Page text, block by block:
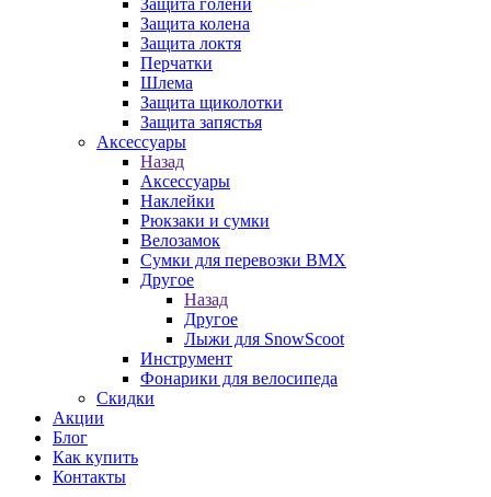
Защита голени
Защита колена
Защита локтя
Перчатки
Шлема
Защита щиколотки
Защита запястья
Аксессуары
Назад
Аксессуары
Наклейки
Рюкзаки и сумки
Велозамок
Сумки для перевозки BMX
Другое
Назад
Другое
Лыжи для SnowScoot
Инструмент
Фонарики для велосипеда
Скидки
Акции
Блог
Как купить
Контакты